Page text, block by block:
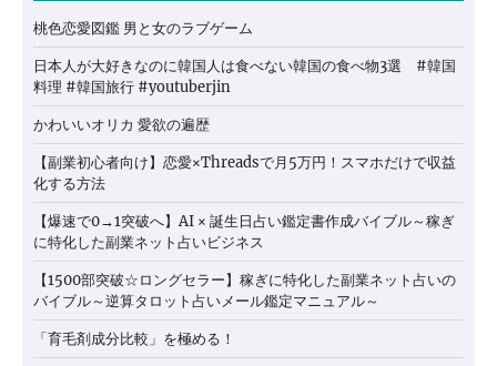
桃色恋愛図鑑 男と女のラブゲーム
日本人が大好きなのに韓国人は食べない韓国の食べ物3選 #韓国
料理 #韓国旅行 #youtuberjin
かわいいオリカ 愛欲の遍歴
【副業初心者向け】恋愛×Threadsで月5万円！スマホだけで収益
化する方法
【爆速で0→1突破へ】AI × 誕生日占い鑑定書作成バイブル～稼ぎ
に特化した副業ネット占いビジネス
【1500部突破☆ロングセラー】稼ぎに特化した副業ネット占いの
バイブル～逆算タロット占いメール鑑定マニュアル～
「育毛剤成分比較」を極める！